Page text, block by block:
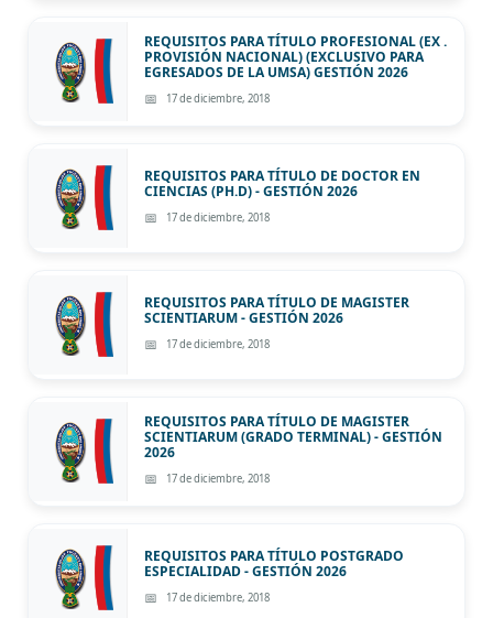
REQUISITOS PARA TÍTULO PROFESIONAL (EX .
PROVISIÓN NACIONAL) (EXCLUSIVO PARA
EGRESADOS DE LA UMSA) GESTIÓN 2026
17 de diciembre, 2018
REQUISITOS PARA TÍTULO DE DOCTOR EN
CIENCIAS (PH.D) - GESTIÓN 2026
17 de diciembre, 2018
REQUISITOS PARA TÍTULO DE MAGISTER
SCIENTIARUM - GESTIÓN 2026
17 de diciembre, 2018
REQUISITOS PARA TÍTULO DE MAGISTER
SCIENTIARUM (GRADO TERMINAL) - GESTIÓN
2026
17 de diciembre, 2018
REQUISITOS PARA TÍTULO POSTGRADO
ESPECIALIDAD - GESTIÓN 2026
17 de diciembre, 2018